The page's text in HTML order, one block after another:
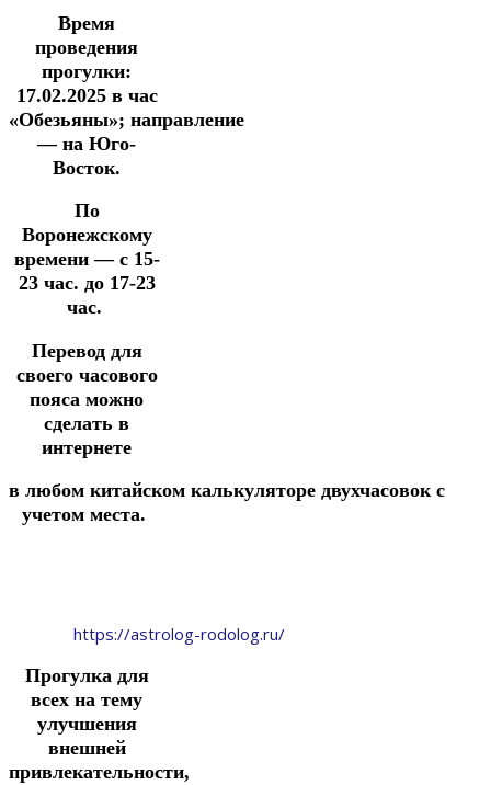
Время
проведения
прогулки:
17.02.2025в час
«Обезьяны»; направление
— на Юго-
Восток.
По
Воронежскому
времени — с 15-
23 час. до 17-23
час.
Перевод для
своего часового
пояса можно
сделать в
интернете
в любом китайском калькуляторе двухчасовок с
учетом места.
https://astrolog-rodolog.ru/
Прогулка для
всех на тему
улучшения
внешней
привлекательности,